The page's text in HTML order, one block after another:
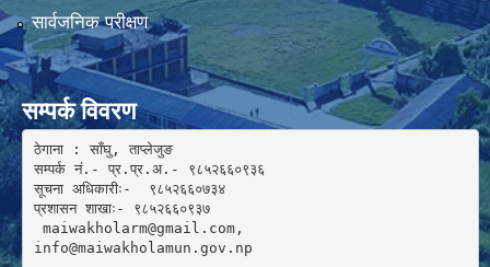
सार्वजनिक परीक्षण
सम्पर्क विवरण
ठेगाना : साँघु, ताप्लेजुङ
सम्पर्क नं.- प्र.प्र.अ.- ९८५२६६०९३६
सूचना अधिकारीः-  ९८५२६६०७३४
प्रशासन शाखाः- ९८५२६६०९३७
maiwakholarm@gmail.com,
info@maiwakholamun.gov.np